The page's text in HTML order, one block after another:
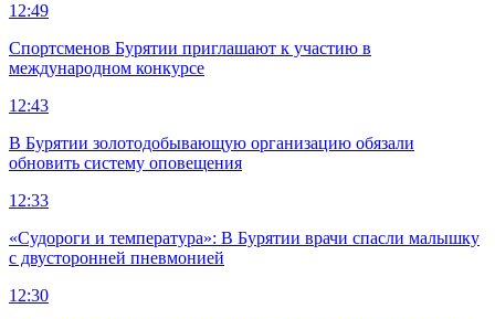
12:49
Спортсменов Бурятии приглашают к участию в
международном конкурсе
12:43
В Бурятии золотодобывающую организацию обязали
обновить систему оповещения
12:33
«Судороги и температура»: В Бурятии врачи спасли малышку
с двусторонней пневмонией
12:30